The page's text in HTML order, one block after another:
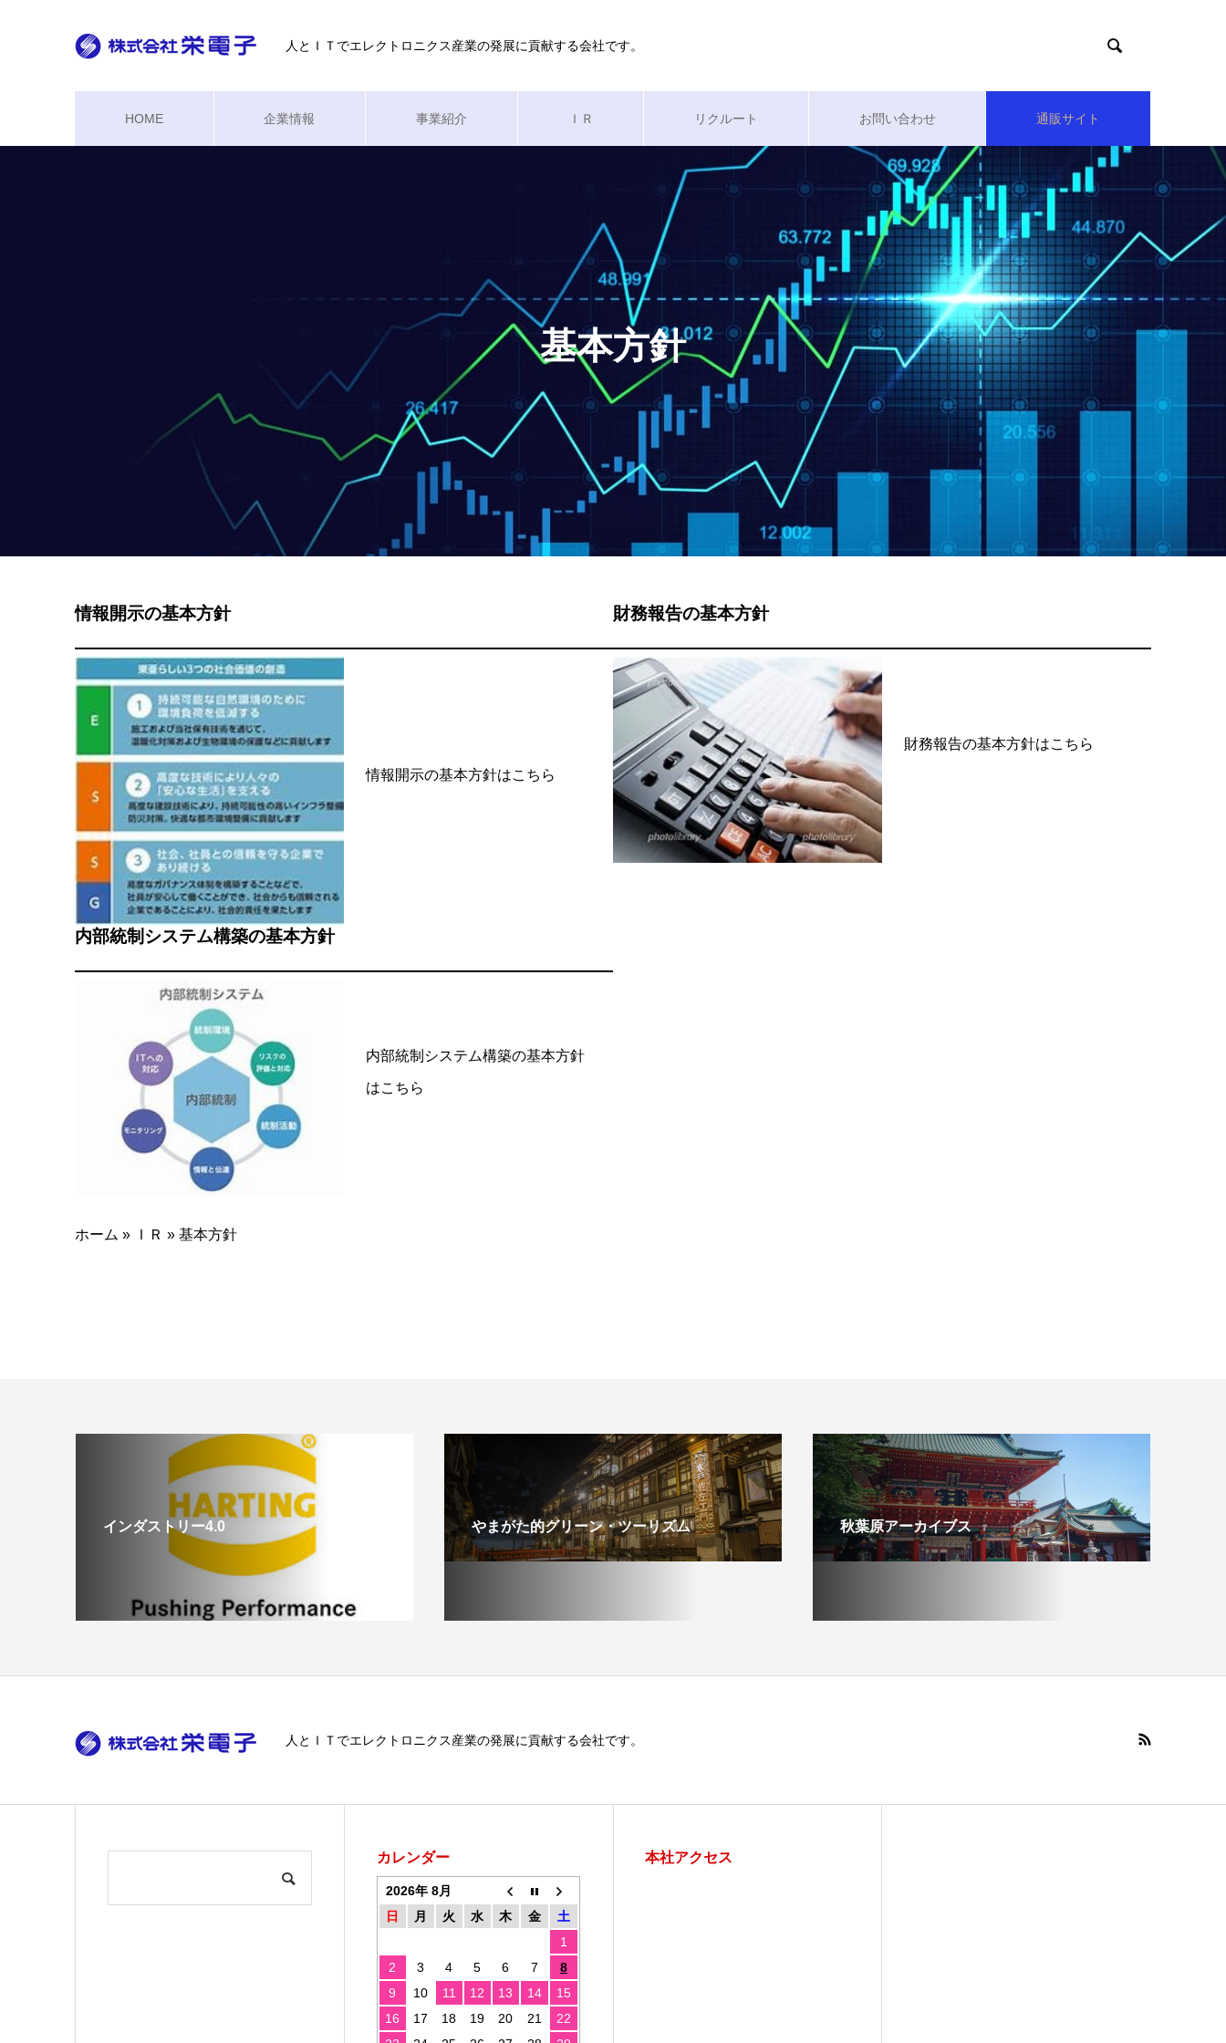
人とＩＴでエレクトロニクス産業の発展に貢献する会社です。 
HOME 企業情報 事業紹介 ＩＲ リクルート お問い合わせ 通販サイト
基本方針
情報開示の基本方針
情報開示の基本方針はこちら
財務報告の基本方針
財務報告の基本方針はこちら
内部統制システム構築の基本方針
内部統制システム構築の基本方針
はこちら
ホーム » ＩＲ » 基本方針
インダストリー4.0 やまがた的グリーン・ツーリズム 秋葉原アーカイブス
人とＩＴでエレクトロニクス産業の発展に貢献する会社です。
カレンダー
2026年 8月
日
月 火 水 木 金
土
1
2
3 4 5 6 7
8
9
10 11 12 13 14
15
16
17 18 19 20 21
22
本社アクセス